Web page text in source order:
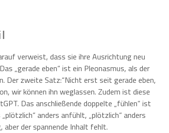
verweist, dass sie ihre Ausrichtung neu
„gerade eben“ ist ein Pleonasmus, als der
Der zweite Satz:“Nicht erst seit gerade eben,
wir können ihn weglassen. Zudem ist diese
Das anschließende doppelte „fühlen“ ist
anders anfühlt, „plötzlich“ anders
der spannende Inhalt fehlt.